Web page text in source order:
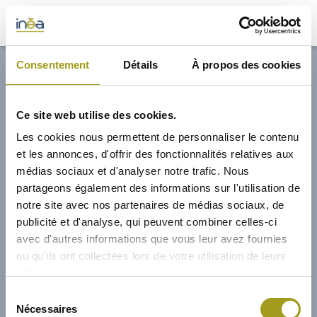
Consentement Détails À propos des cookies
Ce site web utilise des cookies.
Les cookies nous permettent de personnaliser le contenu
et les annonces, d'offrir des fonctionnalités relatives aux
médias sociaux et d'analyser notre trafic. Nous
partageons également des informations sur l'utilisation de
notre site avec nos partenaires de médias sociaux, de
publicité et d'analyse, qui peuvent combiner celles-ci
avec d'autres informations que vous leur avez fournies
ou qu'ils ont collectées lors de votre utilisation de leurs
Nécessaires
32,70€
ACTUS
INVESTISSEURS
PORTE-DOCUMENTS
GREEN BUILDING